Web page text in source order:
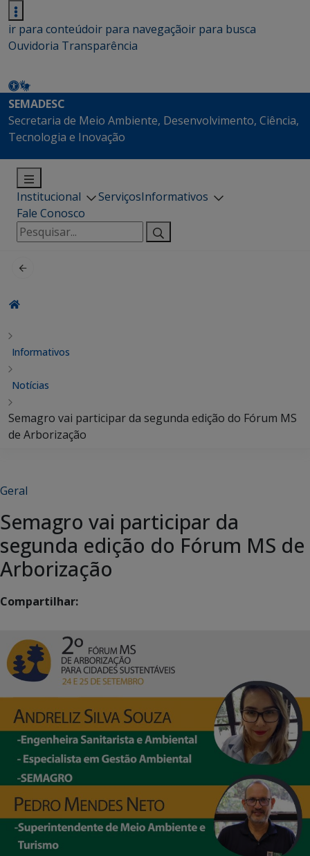
ir para conteúdoir para navegaçãoir para busca
Ouvidoria Transparência
SEMADESC
Secretaria de Meio Ambiente, Desenvolvimento, Ciência,
Tecnologia e Inovação
Institucional ServiçosInformativos
Fale Conosco
Pesquisar
por:
Informativos
Notícias
Semagro vai participar da segunda edição do Fórum MS
de Arborização
Geral
Semagro vai participar da
segunda edição do Fórum MS de
Arborização
Compartilhar: